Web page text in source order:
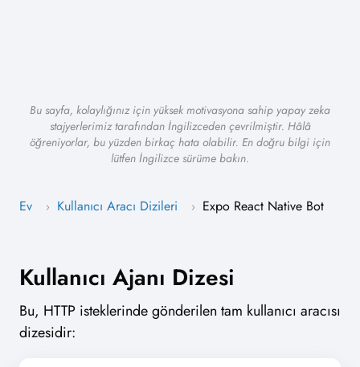
Bu sayfa, kolaylığınız için yüksek motivasyona sahip yapay zeka
stajyerlerimiz tarafından İngilizceden çevrilmiştir. Hâlâ
öğreniyorlar, bu yüzden birkaç hata olabilir. En doğru bilgi için
lütfen İngilizce sürüme bakın.
Ev › Kullanıcı Aracı Dizileri › Expo React Native Bot
Kullanıcı Ajanı Dizesi
Bu, HTTP isteklerinde gönderilen tam kullanıcı aracısı
dizesidir: